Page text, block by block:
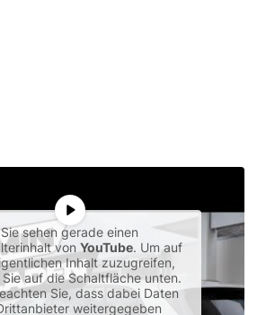
Sie sehen gerade einen
vonYouTube. Um auf
Inhalt zuzugreifen,
auf die Schaltfläche unten.
Sie, dass dabei Daten
weitergegeben